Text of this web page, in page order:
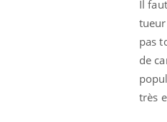
Il
pas
de
très